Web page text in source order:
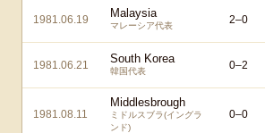
1981.06.19 Malaysia
マレーシア代表 2–0
1981.06.21 South Korea
韓国代表 0–2
1981.08.11
Middlesbrough
ミドルスブラ(イングラ
ンド)
0–0